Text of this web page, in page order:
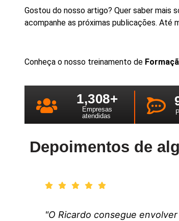
Gostou do nosso artigo? Quer saber mais
acompanhe as próximas publicações. Até
Conheça o nosso treinamento de
Empresas
atendidas
1,308+
Depoimentos de
"O Ricardo consegue